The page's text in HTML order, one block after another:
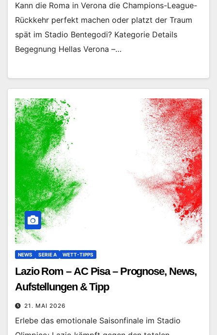
Kann die Roma in Verona die Champions-League-
Rückkehr perfekt machen oder platzt der Traum
spät im Stadio Bentegodi? Kategorie Details
Begegnung Hellas Verona –…
NEWS SERIE A WETT-TIPPS
Lazio Rom – AC Pisa – Prognose, News,
Aufstellungen & Tipp
21. MAI 2026
Erlebe das emotionale Saisonfinale im Stadio